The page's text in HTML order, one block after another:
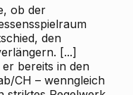
ob der
den
[...]
bereits in den
CH – wenngleich